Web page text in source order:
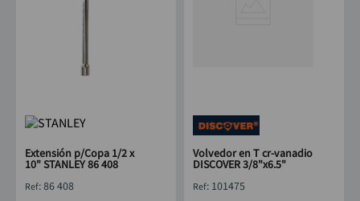
Extensión p/Copa 1/2 x
10" STANLEY 86 408
:86 408
Volvedor en T cr-vanadio
DISCOVER 3/8"x6.5"
: 101475